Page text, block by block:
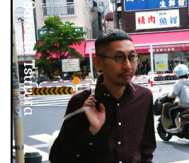
Satoshi Tsuruta